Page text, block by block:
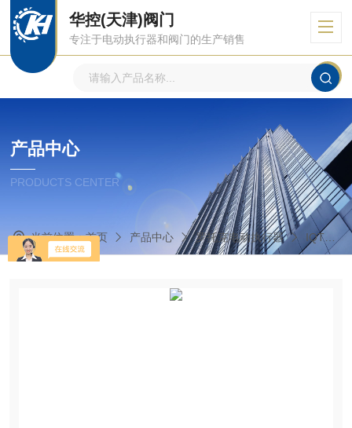
华控(天津)阀门
专注于电动执行器和阀门的生产销售
产品中心
PRODUCTS CENTER
当前位置：首页 产品中心 罗托克电动执行器 IQT角行程、多回转式电动执行器